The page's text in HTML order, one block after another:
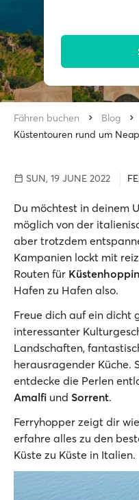
Fähren buchen
Blog
Küstentouren rund um
SUN, 19 JUNE 2022
Du möchtest in deinem
möglich von der
aber trotzdem
Kampanien lockt mit
Routen für
Hafen zu Hafen also.
Freue dich auf ein dicht
interessanter
Landschaften,
herausragender Küche.
entdecke die Perlen
Amalfi und Sorrent.
Ferryhopper zeigt dir
erfahre alles zu den
Küste zu Küste in Italien.